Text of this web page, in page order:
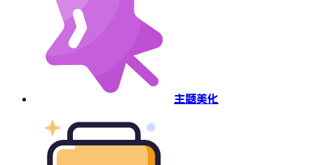
主题美化